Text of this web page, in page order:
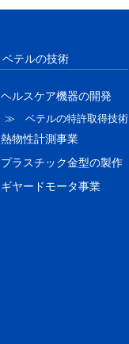
ベテルの技術
ヘルスケア機器の開発
≫ ベテルの特許取得技術
熱物性計測事業
プラスチック金型の製作
ギヤードモータ事業